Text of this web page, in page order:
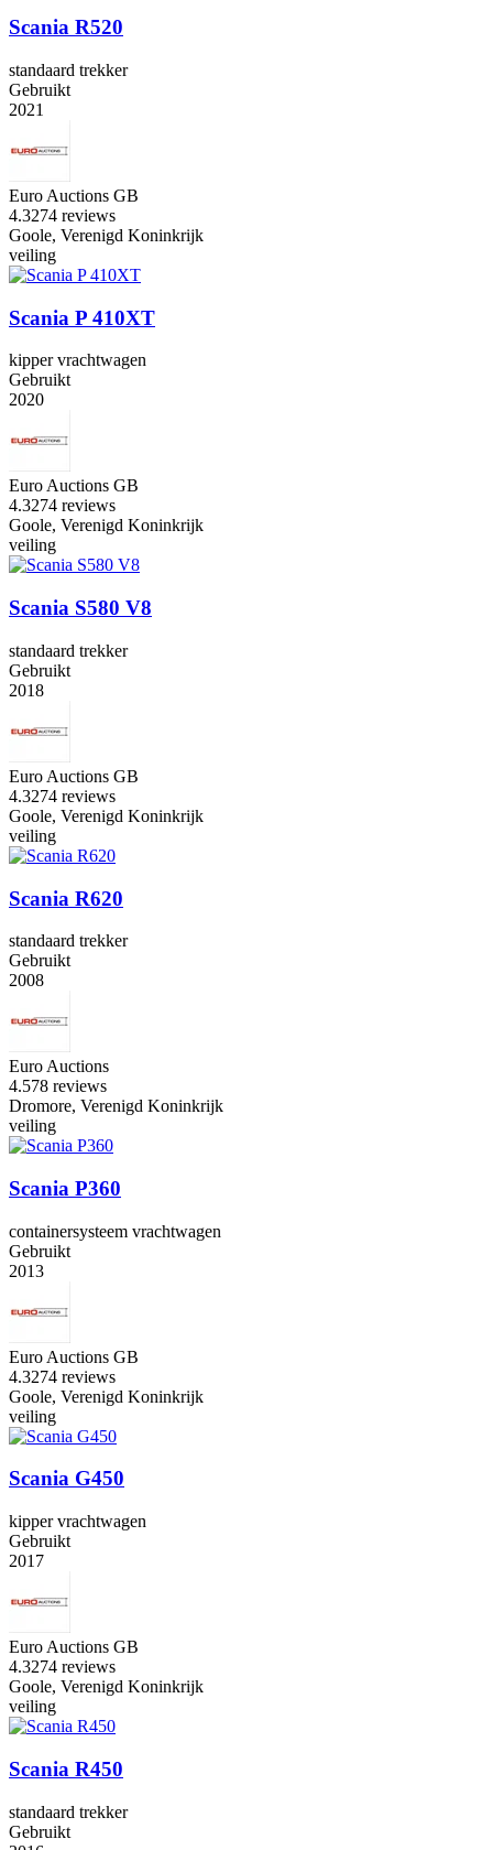
Scania R520
standaard trekker
Gebruikt
2021
Euro Auctions GB
4.3274 reviews
Goole, Verenigd Koninkrijk
veiling
Scania P 410XT
kipper vrachtwagen
Gebruikt
2020
Euro Auctions GB
4.3274 reviews
Goole, Verenigd Koninkrijk
veiling
Scania S580 V8
standaard trekker
Gebruikt
2018
Euro Auctions GB
4.3274 reviews
Goole, Verenigd Koninkrijk
veiling
Scania R620
standaard trekker
Gebruikt
2008
Euro Auctions
4.578 reviews
Dromore, Verenigd Koninkrijk
veiling
Scania P360
containersysteem vrachtwagen
Gebruikt
2013
Euro Auctions GB
4.3274 reviews
Goole, Verenigd Koninkrijk
veiling
Scania G450
kipper vrachtwagen
Gebruikt
2017
Euro Auctions GB
4.3274 reviews
Goole, Verenigd Koninkrijk
veiling
Scania R450
standaard trekker
Gebruikt